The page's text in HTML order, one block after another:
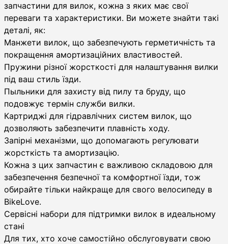
запчастини для вилок, кожна з яких має свої
переваги та характеристики. Ви можете знайти такі
деталі, як:
Манжети вилок, що забезпечують герметичність та
покращення амортизаційних властивостей.
Пружини різної жорсткості для налаштування вилки
під ваш стиль їзди.
Пыльники для захисту від пилу та бруду, що
подовжує термін служби вилки.
Картриджі для гідравлічних систем вилок, що
дозволяють забезпечити плавність ходу.
Запірні механізми, що допомагають регулювати
жорсткість та амортизацію.
Кожна з цих запчастин є важливою складовою для
забезпечення безпечної та комфортної їзди, тож
обирайте тільки найкраще для свого велосипеду в
BikeLove.
Сервісні набори для підтримки вилок в идеальному
стані
Для тих, хто хоче самостійно обслуговувати свою